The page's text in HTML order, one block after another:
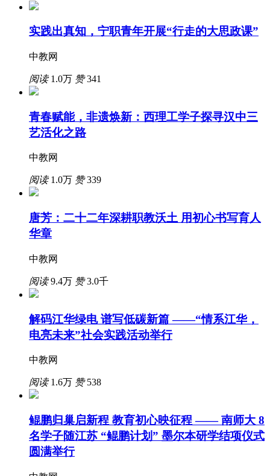
实践出真知，宁职青年开展“行走的大思政课”
中教网
阅读1.0万 赞341
青春赋能，非遗焕新：西理工学子探寻汉中三
艺活化之路
中教网
阅读1.0万 赞339
唐芳：二十二年深耕职教沃土 用初心书写育人
华章
中教网
阅读9.4万 赞3.0千
解码江华绿电 谱写低碳新篇 ——“情系江华，
电亮未来”社会实践活动举行
中教网
阅读1.6万 赞538
鲲鹏归巢启新程 教育初心映征程 —— 南师大 8
名学子随江苏 “鲲鹏计划” 墨尔本研学结项仪式
圆满举行